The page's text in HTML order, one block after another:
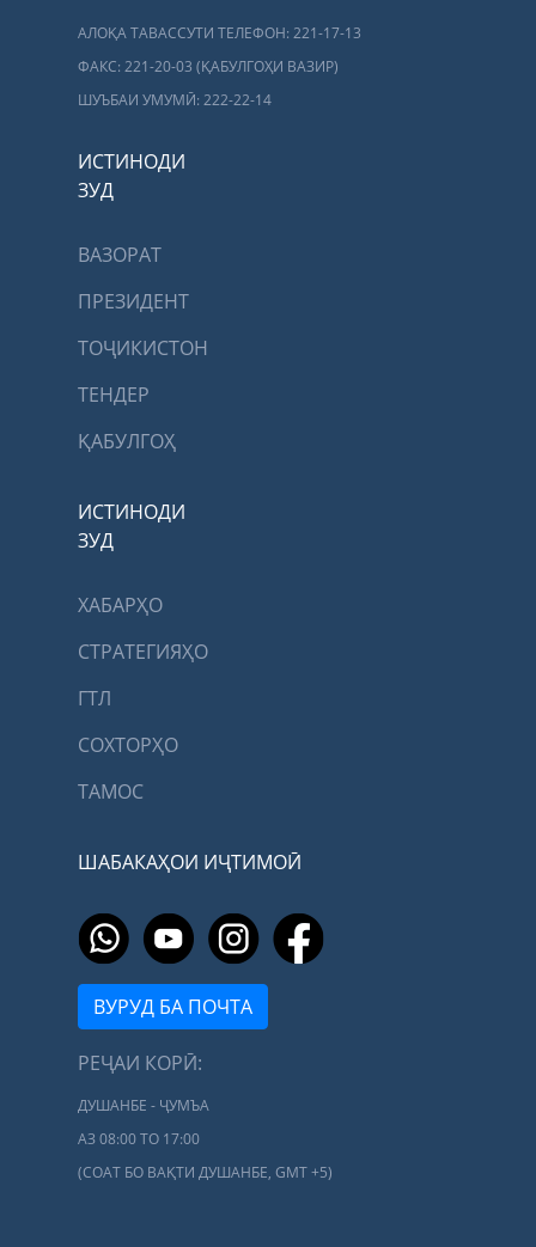
АЛОҚА ТАВАССУТИ ТЕЛЕФОН: 221-17-13
ФАКС: 221-20-03 (ҚАБУЛГОҲИ ВАЗИР)
ШУЪБАИ УМУМӢ: 222-22-14
ИСТИНОДИ
ЗУД
ВАЗОРАТ
ПРЕЗИДЕНТ
ТОҶИКИСТОН
ТЕНДЕР
ҚАБУЛГОҲ
ИСТИНОДИ
ЗУД
ХАБАРҲО
СТРАТЕГИЯҲО
ГТЛ
СОХТОРҲО
ТАМОС
ШАБАКАҲОИ ИҶТИМОӢ
ВУРУД БА ПОЧТА
РЕҶАИ КОРӢ:
ДУШАНБЕ - ҶУМЪА
АЗ 08:00 ТО 17:00
(СОАТ БО ВАҚТИ ДУШАНБЕ, GMT +5)